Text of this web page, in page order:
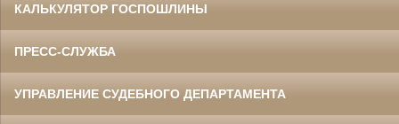
КАЛЬКУЛЯТОР ГОСПОШЛИНЫ
ПРЕСС-СЛУЖБА
УПРАВЛЕНИЕ СУДЕБНОГО ДЕПАРТАМЕНТА